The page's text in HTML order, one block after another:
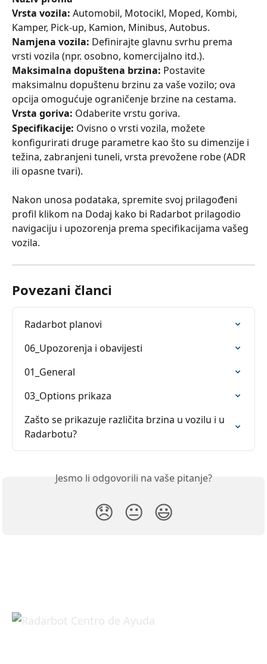
Vrsta vozila: Automobil, Motocikl, Moped, Kombi,
Kamper, Pick-up, Kamion, Minibus, Autobus.
Namjena vozila: Definirajte glavnu svrhu prema
vrsti vozila (npr. osobno, komercijalno itd.).
Maksimalna dopuštena brzina: Postavite
maksimalnu dopuštenu brzinu za vaše vozilo; ova
opcija omogućuje ograničenje brzine na cestama.
Vrsta goriva: Odaberite vrstu goriva.
Specifikacije: Ovisno o vrsti vozila, možete
konfigurirati druge parametre kao što su dimenzije i
težina, zabranjeni tuneli, vrsta prevožene robe (ADR
ili opasne tvari).
Nakon unosa podataka, spremite svoj prilagođeni
profil klikom na Dodaj kako bi Radarbot prilagodio
navigaciju i upozorenja prema specifikacijama vašeg
vozila.
Povezani članci
Radarbot planovi
06_Upozorenja i obavijesti
01_General
03_Options prikaza
Zašto se prikazuje različita brzina u vozilu i u
Radarbotu?
Jesmo li odgovorili na vaše pitanje?
😞 😐 😃